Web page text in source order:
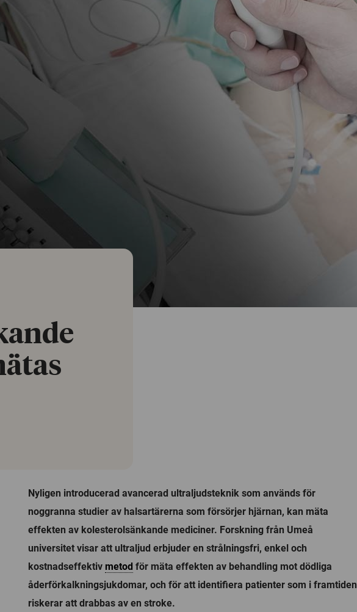
Nyligen introducerad avancerad ultraljudsteknik som används för
noggranna studier av halsartärerna som försörjer hjärnan, kan mäta
effekten av kolesterolsänkande mediciner. Forskning från Umeå
universitet visar att ultraljud erbjuder en strålningsfri, enkel och
kostnadseffektiv metod för mäta effekten av behandling mot dödliga
åderförkalkningsjukdomar, och för att identifiera patienter som i framtiden
riskerar att drabbas av en stroke.